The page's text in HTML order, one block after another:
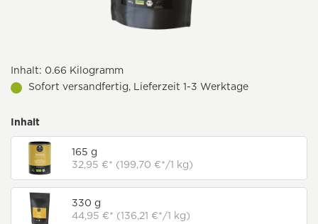
Inhalt: 0.66 Kilogramm
Sofort versandfertig, Lieferzeit 1-3 Werktage
Inhalt
165 g
32,95 €* (199,70 €*/1 kg)
330 g
44,95 €* (136,21 €*/1 kg)